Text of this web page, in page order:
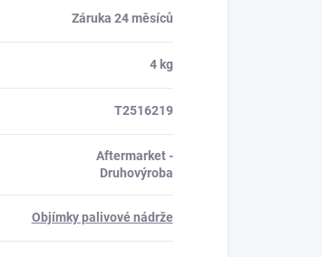
Záruka 24 měsíců
4 kg
T2516219
Aftermarket -
Druhovýroba
Objímky palivové nádrže